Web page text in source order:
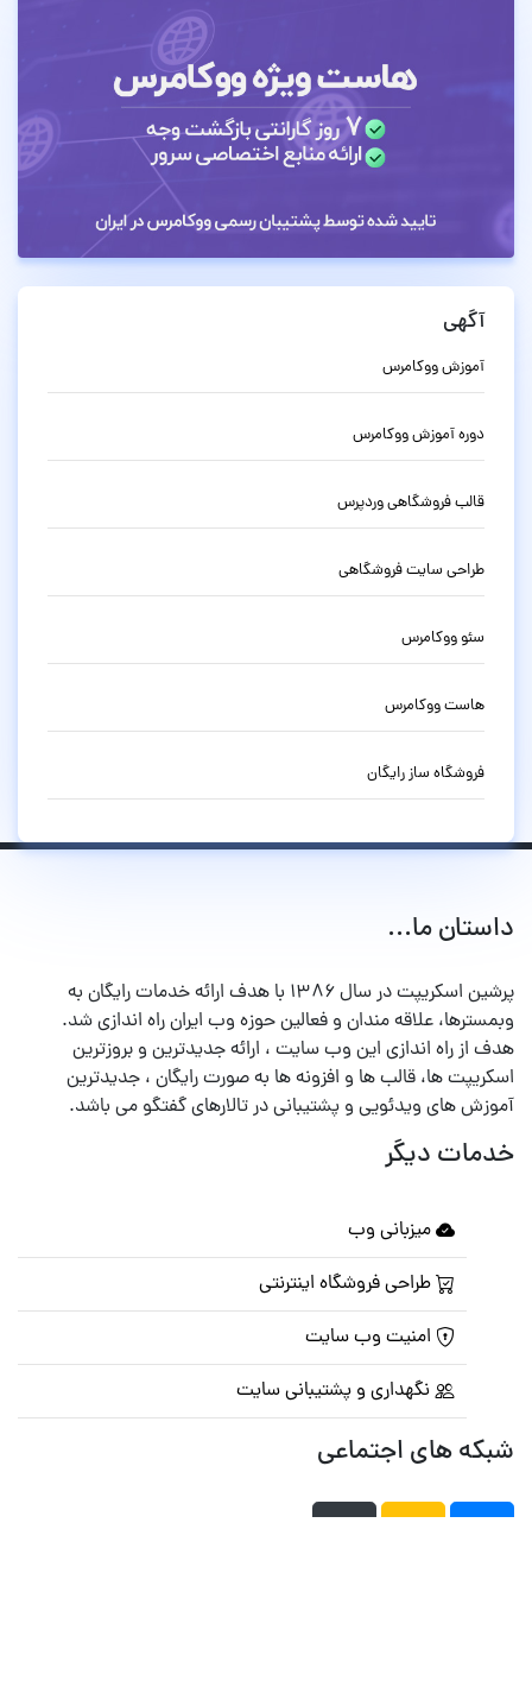
آگهی
آموزش ووکامرس
دوره آموزش ووکامرس
قالب فروشگاهی وردپرس
طراحی سایت فروشگاهی
سئو ووکامرس
هاست ووکامرس
فروشگاه ساز رایگان
داستان ما...
پرشین اسکریپت در سال ۱۳۸۶ با هدف ارائه خدمات رایگان به
وبمسترها، علاقه مندان و فعالین حوزه وب ایران راه اندازی شد.
هدف از راه اندازی این وب سایت ، ارائه جدیدترین و بروزترین
اسکریپت ها، قالب ها و افزونه ها به صورت رایگان ، جدیدترین
آموزش های ویدئویی و پشتیبانی در تالارهای گفتگو می باشد.
خدمات دیگر
میزبانی وب
طراحی فروشگاه اینترنتی
امنیت وب سایت
نگهداری و پشتیبانی سایت
شبکه های اجتماعی